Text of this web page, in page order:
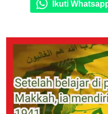
Ikuti